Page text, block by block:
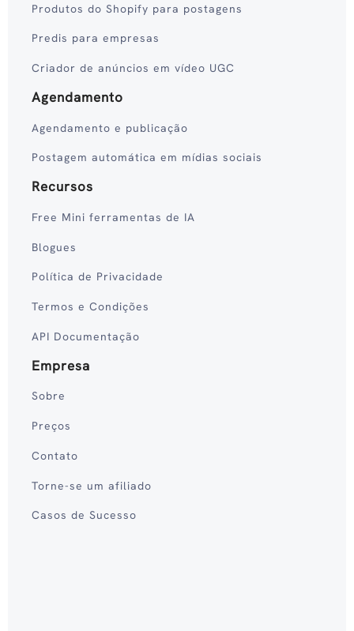
Produtos do Shopify para postagens
Predis para empresas
Criador de anúncios em vídeo UGC
Agendamento
Agendamento e publicação
Postagem automática em mídias sociais
Recursos
Free Mini ferramentas de IA
Blogues
Política de Privacidade
Termos e Condições
API Documentação
Empresa
Sobre
Preços
Contato
Torne-se um afiliado
Casos de Sucesso